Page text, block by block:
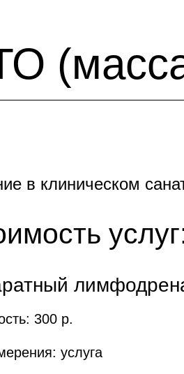
в клиническом
300 р.
услуга